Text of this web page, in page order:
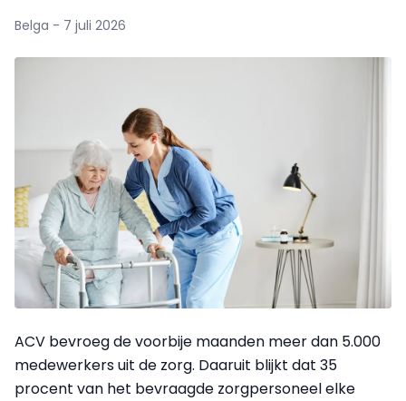
Belga - 7 juli 2026
ACV bevroeg de voorbije maanden meer dan 5.000
medewerkers uit de zorg. Daaruit blijkt dat 35
procent van het bevraagde zorgpersoneel elke